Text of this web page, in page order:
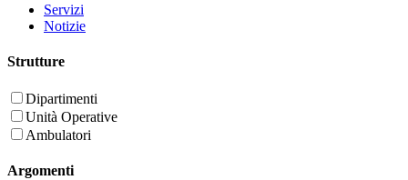
Servizi
Notizie
Strutture
Dipartimenti
Unità Operative
Ambulatori
Argomenti